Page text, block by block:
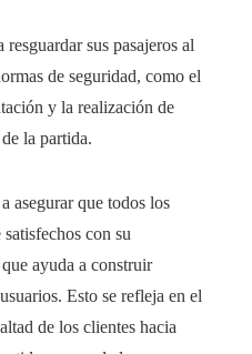
sus pasajeros al
de seguridad, como el
y la realización de
la partida.
asegurar que todos los
con su
ayuda a construir
Esto se refleja en el
de los clientes hacia